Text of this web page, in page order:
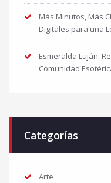
Más Minutos, Más
Digitales para una
Esmeralda Luján:
Comunidad
Categorías
Arte